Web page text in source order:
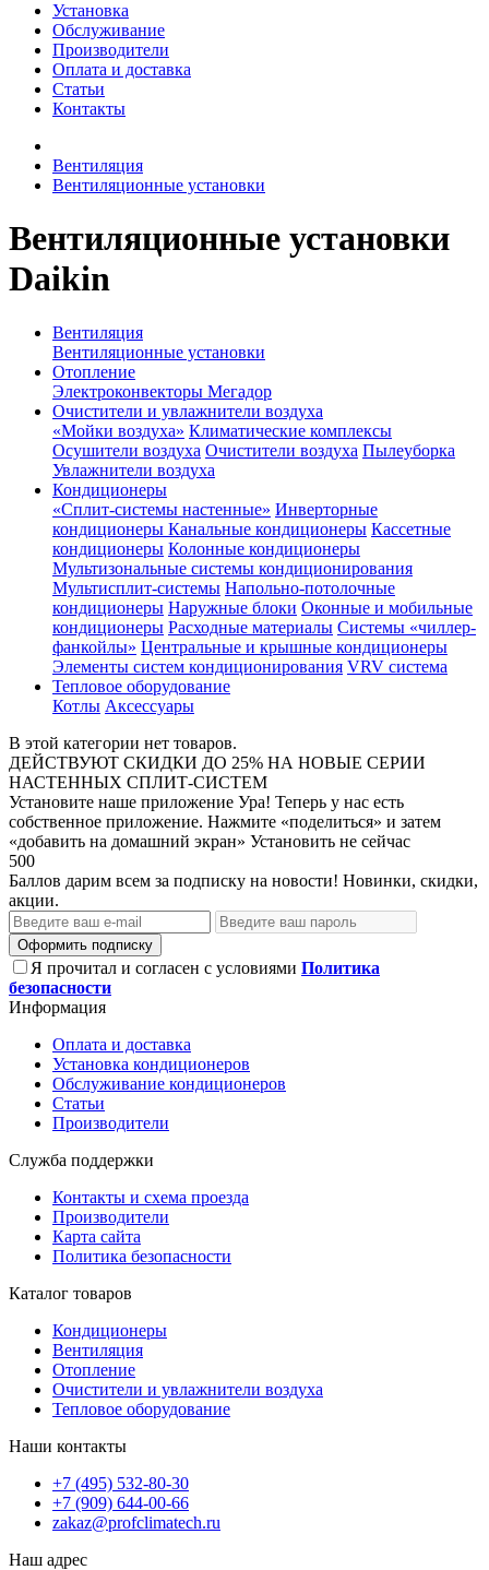
Установка
Обслуживание
Производители
Оплата и доставка
Статьи
Контакты
Вентиляция
Вентиляционные установки
Вентиляционные установки
Daikin
Вентиляция
Вентиляционные установки
Отопление
Электроконвекторы Мегадор
Очистители и увлажнители воздуха
«Мойки воздуха» Климатические комплексы
Осушители воздуха Очистители воздуха Пылеуборка
Увлажнители воздуха
Кондиционеры
«Сплит-системы настенные» Инверторные
кондиционеры Канальные кондиционеры Кассетные
кондиционеры Колонные кондиционеры
Мультизональные системы кондиционирования
Мультисплит-системы Напольно-потолочные
кондиционеры Наружные блоки Оконные и мобильные
кондиционеры Расходные материалы Системы «чиллер-
фанкойлы» Центральные и крышные кондиционеры
Элементы систем кондиционирования VRV система
Тепловое оборудование
Котлы Аксессуары
В этой категории нет товаров.
ДЕЙСТВУЮТ СКИДКИ ДО 25% НА НОВЫЕ СЕРИИ
НАСТЕННЫХ СПЛИТ-СИСТЕМ
Установите наше приложение Ура! Теперь у нас есть
собственное приложение. Нажмите «поделиться» и затем
«добавить на домашний экран» Установить не сейчас
500
Баллов дарим всем за подписку на новости! Новинки, скидки,
акции.
Оформить подписку
Я прочитал и согласен с условиями Политика
безопасности
Информация
Оплата и доставка
Установка кондиционеров
Обслуживание кондиционеров
Статьи
Производители
Служба поддержки
Контакты и схема проезда
Производители
Карта сайта
Политика безопасности
Каталог товаров
Кондиционеры
Вентиляция
Отопление
Очистители и увлажнители воздуха
Тепловое оборудование
Наши контакты
+7 (495) 532-80-30
+7 (909) 644-00-66
zakaz@profclimatech.ru
Наш адрес